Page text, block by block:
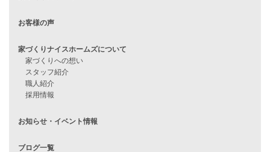
住宅ローン審査に落ちた方・
住宅ローンのよくある質問
月収25万円で家を建てる方法
Line Up
自由設計注文住宅
Smart2030